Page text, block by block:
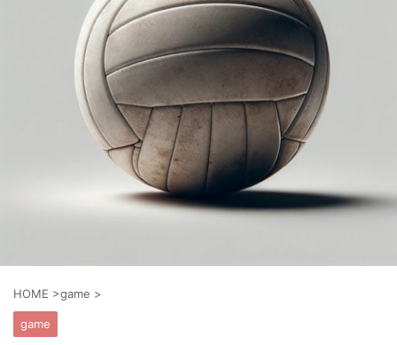
HOME >game >
game